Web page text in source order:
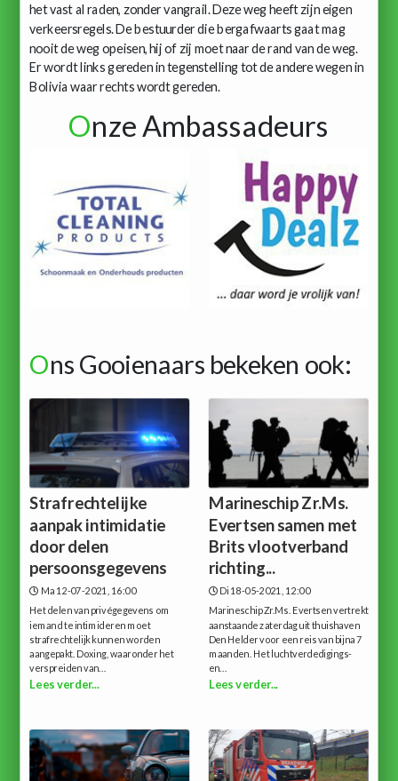
het vast al raden, zonder vangrail. Deze weg heeft zijn eigen
verkeersregels. De bestuurder die bergafwaarts gaat mag
nooit de weg opeisen, hij of zij moet naar de rand van de weg.
Er wordt links gereden in tegenstelling tot de andere wegen in
Bolivia waar rechts wordt gereden.
Onze Ambassadeurs
Ons Gooienaars bekeken ook:
Strafrechtelijke
aanpak intimidatie
door delen
persoonsgegevens
Ma 12-07-2021, 16:00
Het delen van privégegevens om
iemand te intimideren moet
strafrechtelijk kunnen worden
aangepakt. Doxing, waaronder het
verspreiden van...
Lees verder...
Marineschip Zr.Ms.
Evertsen samen met
Brits vlootverband
richting...
Di 18-05-2021, 12:00
Marineschip Zr.Ms. Evertsen vertrekt
aanstaande zaterdag uit thuishaven
Den Helder voor een reis van bijna 7
maanden. Het luchtverdedigings-
en...
Lees verder...